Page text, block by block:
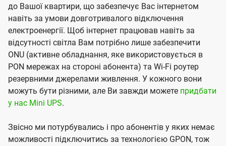
до Вашої квартири, що забезпечує Вас інтернетом
навіть за умови довготривалого відключення
електроенергії. Щоб інтернет працював навіть за
відсутності світла Вам потрібно лише забезпечити
ONU (активне обладнання, яке використовується в
PON мережах на стороні абонента) та Wi-Fi роутер
резервними джерелами живлення. У кожного вони
можуть бути різними, але Ви завжди можете придбати
у нас Mini UPS.
Звісно ми потурбувались і про абонентів у яких немає
можливості підключитись за технологією GPON, тож